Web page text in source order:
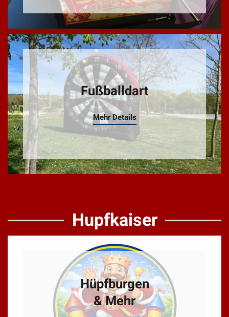
Fußballdart
Mehr Details
Hupfkaiser
Hüpfburgen
& Mehr